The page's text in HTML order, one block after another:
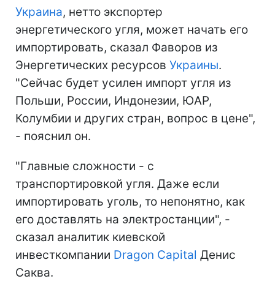
Украина, нетто экспортер
энергетического угля, может начать его
импортировать, сказал Фаворов из
Энергетических ресурсов Украины.
"Сейчас будет усилен импорт угля из
Польши, России, Индонезии, ЮАР,
Колумбии и других стран, вопрос в цене",
- пояснил он.
"Главные сложности - с
транспортировкой угля. Даже если
импортировать уголь, то непонятно, как
его доставлять на электростанции", -
сказал аналитик киевской
инвесткомпании Dragon Capital Денис
Саква.